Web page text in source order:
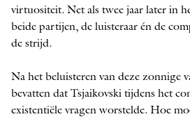
virtuositeit. Net als twee jaar later in
beide partijen, de luisteraar én de
de strijd.
Na het beluisteren van deze zonnige
bevatten dat Tsjaikovski tijdens het
existentiële vragen worstelde. Hoe